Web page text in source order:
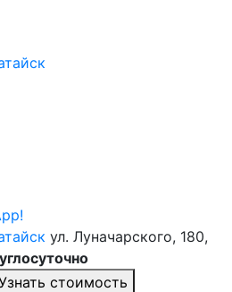
ул. Луначарского, 180,
стоимость